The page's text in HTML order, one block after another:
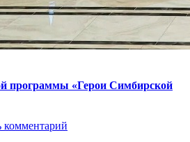
программы «Герои Симбирской
комментарий